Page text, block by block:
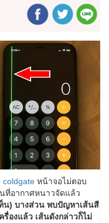
coldgate หน้าจอไม่ตอบ
ที่อากาศหนาวจัดแล้ว
น) บางส่วน พบปัญหาเส้นสี
องแล้ว เส้นดังกล่าวก็ไม่